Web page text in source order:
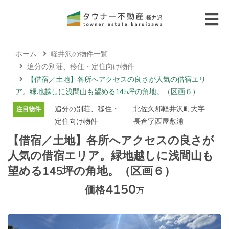
(物件種別から選ぶ)
(価格帯から選ぶ)
(コラム・移住者の声)
(お問い合わせ)
ホーム
軽井沢の物件一覧
追分の別荘、移住・定住向け物件
【借宿／土地】各所へアクセスの良さが人気の借宿エリ
ア。緑地越しに浅間山も望める145坪の角地。（区画６）
注目物件
追分の別荘、移住・
定住向け物件
北佐久郡軽井沢町大字
長倉字西屋敷浦
【借宿／土地】各所へアクセスの良さが
人気の借宿エリア。緑地越しに浅間山も
望める145坪の角地。（区画６）
価格4150万